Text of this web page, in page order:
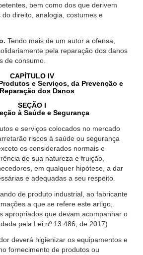
bem como dos que derivem
direito, analogia, costumes e
Tendo mais de um autor a ofensa,
pela reparação dos danos
de consumo.
CAPÍTULO IV
e Serviços, da Prevenção e
dos Danos
SEÇÃO I
à Saúde e Segurança
e serviços colocados no mercado
riscos à saúde ou segurança
os considerados normais e
de sua natureza e fruição,
em qualquer hipótese, a dar
e adequadas a seu respeito.
de produto industrial, ao fabricante
a que se refere este artigo,
apropriados que devam acompanhar o
pela Lei nº 13.486, de 2017)
deverá higienizar os equipamentos e
fornecimento de produtos ou